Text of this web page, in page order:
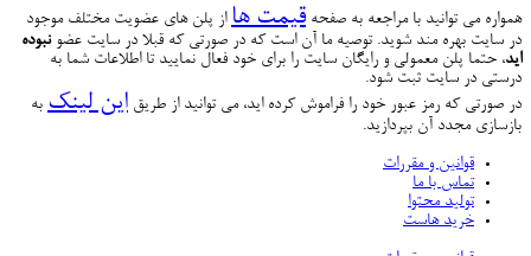
همواره می توانید با مراجعه به صفحهقیمت هااز پلن های عضویت مختلف موجود
در سایت بهره مند شوید. توصیه ما آن است که در صورتی که قبلا در سایت عضو نبوده
اید، حتما پلن معمولی و رایگان سایت را برای خود فعال نمایید تا اطلاعات شما به
درستی در سایت ثبت شود.
در صورتی که رمز عبور خود را فراموش کرده اید، می توانید از طریق این لینک به
بازسازی مجدد آن بپردازید.
قوانین و مقررات
تماس با ما
تولید محتوا
خرید هاست